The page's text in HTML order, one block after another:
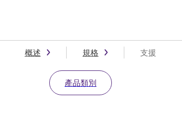
概述 規格 支援
產品類別